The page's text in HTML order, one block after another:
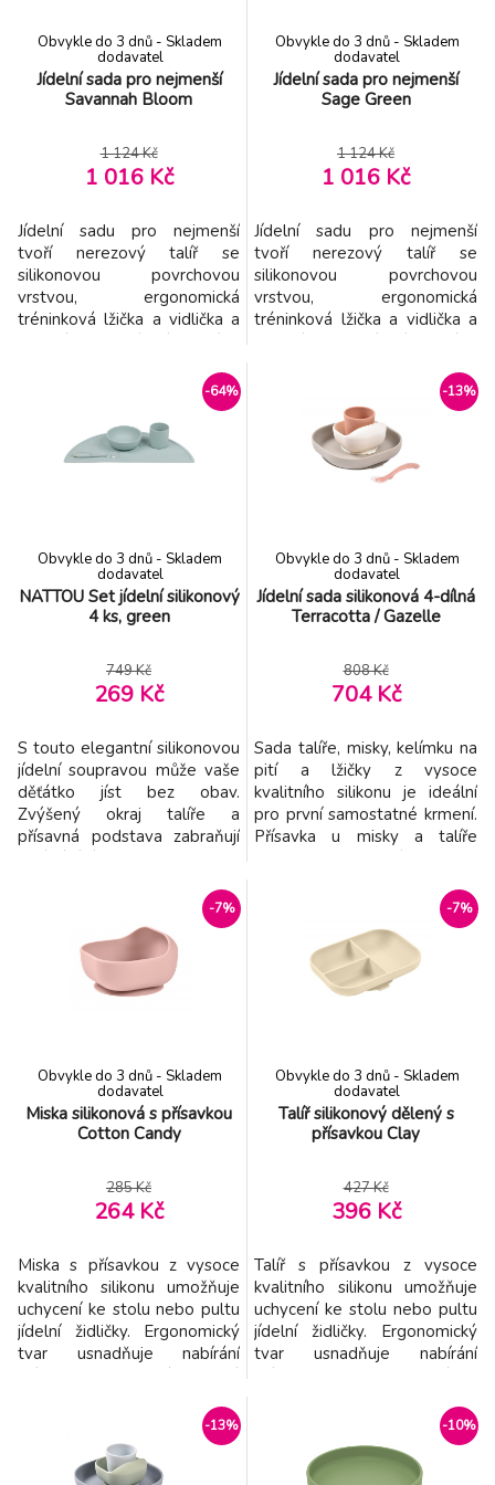
193 Kč
PETITE&MARS Talířek silikonový dělící
Jídelní sada pro nejmenší
Savannah Bloom
Obvykle do 3 dnů - Skladem
dodavatel
1 124 Kč
1 016 Kč
Jídelní sadu pro nejmenší
tvoří nerezový talíř se
silikonovou povrchovou
vrstvou, ergonomická
tréninková lžička a vidlička a
krabičku, ve které je sada
zabalená můžete používat i
jako krabičku na drobnosti.
Ergonomický tvar talíře s
Jídelní sada pro nejmenší
Sage Green
Obvykle do 3 dnů - Skladem
dodavatel
1 124 Kč
1 016 Kč
Jídelní sadu pro nejmenší
tvoří nerezový talíř se
silikonovou povrchovou
vrstvou, ergonomická
tréninková lžička a vidlička a
krabičku, ve které je sada
zabalená můžete používat i
jako krabičku na drobnosti.
Ergonomický tvar talíře s
vysokými stranami a
-64%
NATTOU Set jídelní silikonový
4 ks, green
Obvykle do 3 dnů - Skladem
dodavatel
749 Kč
269 Kč
S touto elegantní silikonovou
jídelní soupravou může vaše
děťátko jíst bez obav.
Zvýšený okraj talíře a
přísavná podstava zabraňují
malým ručkám a ústům
miminek a malých dětí, takže
se stává ideálním
pomocníkem při krmení a
učení se samostatnosti.
-13%
Jídelní sada silikonová 4-dílná
Terracotta / Gazelle
Obvykle do 3 dnů - Skladem
dodavatel
808 Kč
704 Kč
Sada talíře, misky, kelímku na
pití a lžičky z vysoce
kvalitního silikonu je ideální
pro první samostatné krmení.
Přísavka u misky a talíře
Ergonomický tvar usnadňuje
nabírání příkrmu. Silikonový
měkký materiál je bezpečný a
příjemný při používání. Je
odolný vysokým i nízkým
-7%
Miska silikonová s přísavkou
Cotton Candy
Obvykle do 3 dnů - Skladem
dodavatel
285 Kč
264 Kč
Miska s přísavkou z vysoce
kvalitního silikonu umožňuje
uchycení ke stolu nebo pultu
jídelní židličky. Ergonomický
tvar usnadňuje nabírání
příjemný při používání. Je
odolný vysokým i nízkým
teplotám a není náchylný k
-7%
Talíř silikonový dělený s
přísavkou Clay
Obvykle do 3 dnů - Skladem
dodavatel
427 Kč
396 Kč
Talíř s přísavkou z vysoce
kvalitního silikonu umožňuje
uchycení ke stolu nebo pultu
jídelní židličky. Ergonomický
tvar usnadňuje nabírání
servírování jednotlivých
součástí dětského pokrmu.
Silikonový měkký materiál je
-13% -10%